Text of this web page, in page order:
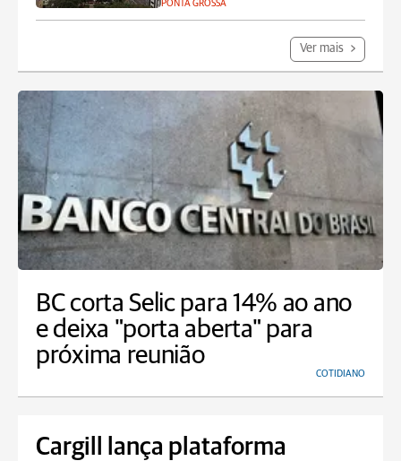
PONTA GROSSA
Ver mais
BC corta Selic para 14% ao ano
e deixa "porta aberta" para
próxima reunião
COTIDIANO
Cargill lança plataforma